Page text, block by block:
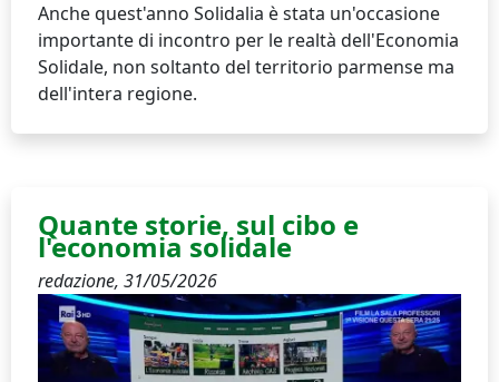
Anche quest'anno Solidalia è stata un'occasione
importante di incontro per le realtà dell'Economia
Solidale, non soltanto del territorio parmense ma
dell'intera regione.
Quante storie, sul cibo e
l'economia solidale
redazione, 31/05/2026